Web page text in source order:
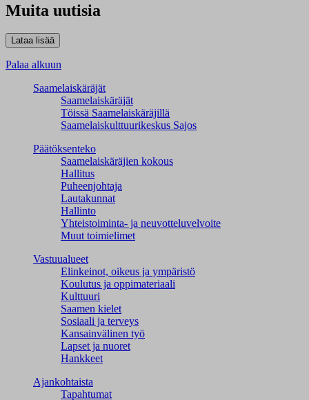
Muita uutisia
Palaa alkuun
Saamelaiskäräjät
Saamelaiskäräjät
Töissä Saamelaiskäräjillä
Saamelaiskulttuuri­keskus Sajos
Päätöksenteko
Saamelaiskäräjien kokous
Hallitus
Puheenjohtaja
Lautakunnat
Hallinto
Yhteistoiminta- ja neuvotteluvelvoite
Muut toimielimet
Vastuualueet
Elinkeinot, oikeus ja ympäristö
Koulutus ja oppimateriaali
Kulttuuri
Saamen kielet
Sosiaali ja terveys
Kansainvälinen työ
Lapset ja nuoret
Hankkeet
Ajankohtaista
Tapahtumat